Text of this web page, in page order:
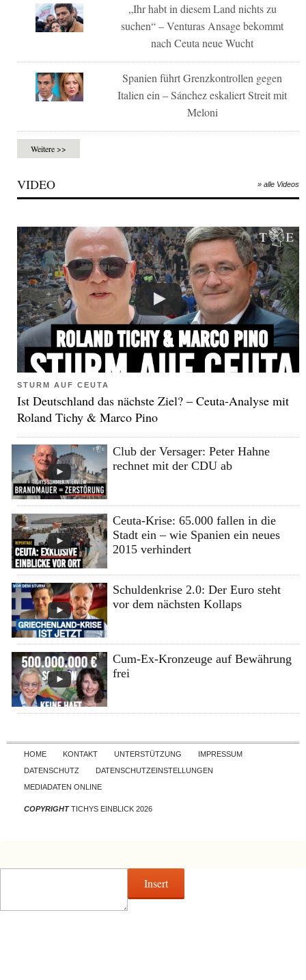
„Ihr habt in diesem Land nichts zu
suchen“ – Venturas Ansage bekommt
nach Ceuta neue Wucht
Spanien führt Grenzkontrollen gegen
Italien ein – Sánchez eskaliert Streit mit
Meloni
Weitere >>
VIDEO » alle Videos
STURM AUF CEUTA
Ist Deutschland das nächste Ziel? – Ceuta-Analyse mit
Roland Tichy & Marco Pino
Club der Versager: Peter Hahne
rechnet mit der CDU ab
Ceuta-Krise: 65.000 fallen in die
Stadt ein – wie Spanien ein neues
2015 verhindert
Schuldenkrise 2.0: Der Euro steht
vor dem nächsten Kollaps
Cum-Ex-Kronzeuge auf Bewährung
frei
Skip to content
HOME KONTAKT UNTERSTÜTZUNG
IMPRESSUM
DATENSCHUTZ
DATENSCHUTZEINSTELLUNGEN
MEDIADATEN ONLINE
COPYRIGHTTICHYS EINBLICK 2026
Insert